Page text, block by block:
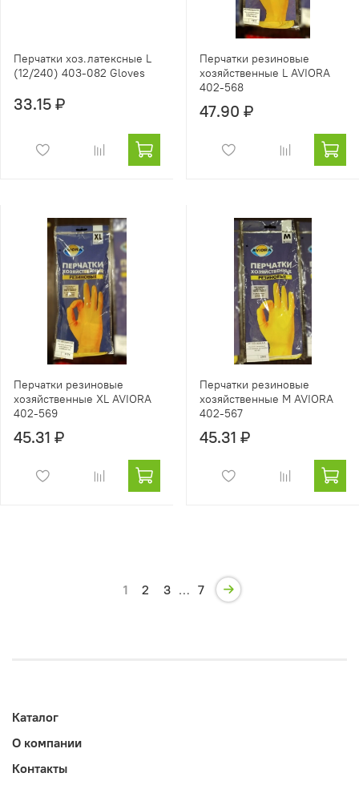
Перчатки хоз.латексные L
(12/240) 403-082 Gloves
33.15 ₽
Перчатки резиновые
хозяйственные L AVIORA
402-568
47.90 ₽
Перчатки резиновые
хозяйственные ХL AVIORA
402-569
45.31 ₽
Перчатки резиновые
хозяйственные М AVIORA
402-567
45.31 ₽
1 2 3 … 7
Каталог
О компании
Контакты